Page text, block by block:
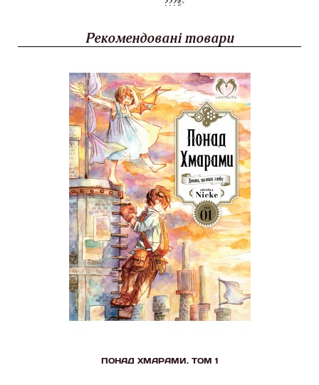
Рекомендовані товари
ПОНАД ХМАРАМИ. ТОМ 1